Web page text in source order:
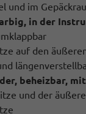
und im
in der
auf den
beheizbar,
und der